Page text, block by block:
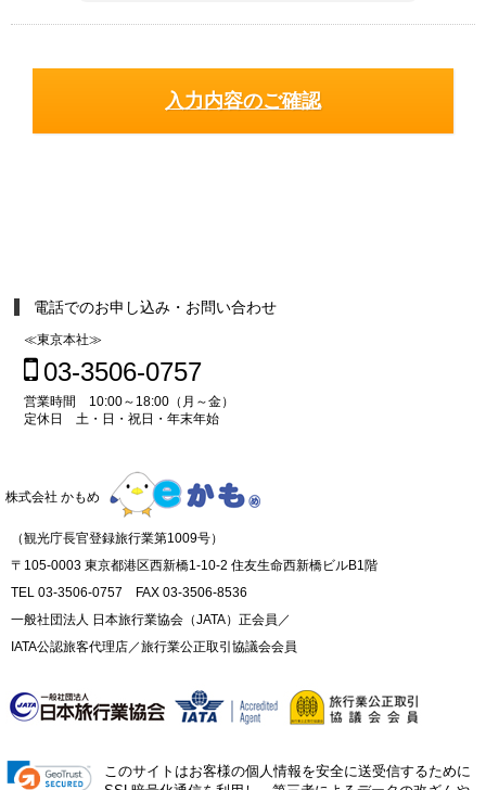
電話でのお申し込み・お問い合わせ
≪東京本社≫
03-3506-0757
営業時間 10:00～18:00（月～金）
定休日 土・日・祝日・年末年始
株式会社 かもめ
（観光庁長官登録旅行業第1009号）
〒105-0003 東京都港区西新橋1-10-2 住友生命西新橋ビルB1階
TEL 03-3506-0757 FAX 03-3506-8536
一般社団法人 日本旅行業協会（JATA）正会員／
IATA公認旅客代理店／旅行業公正取引協議会会員
このサイトはお客様の個人情報を安全に送受信するために